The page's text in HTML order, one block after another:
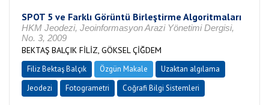
SPOT 5 ve Farklı Görüntü Birleştirme Algoritmaları
HKM Jeodezi, Jeoinformasyon Arazi Yönetimi Dergisi,
No. 3, 2009
BEKTAŞ BALÇIK FİLİZ, GÖKSEL ÇİĞDEM
Filiz Bektaş Balçık Özgün Makale
Uzaktan algılama
Jeodezi
Fotogrametri Coğrafi Bilgi Sistemleri